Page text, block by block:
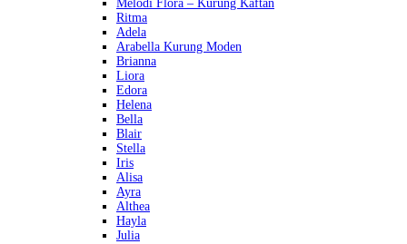
Melodi Flora – Kurung Kaftan
Ritma
Adela
Arabella Kurung Moden
Brianna
Liora
Edora
Helena
Bella
Blair
Stella
Iris
Alisa
Ayra
Althea
Hayla
Julia